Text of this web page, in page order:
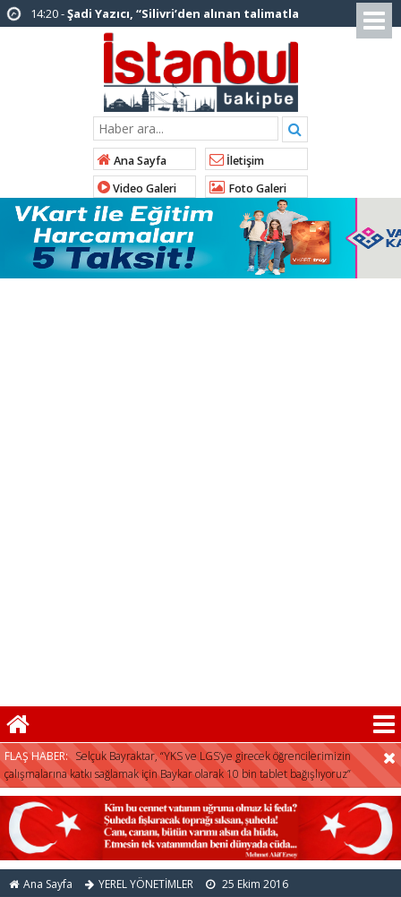
12:12 -AK Parti’ye katılan ilçe belediye
başkanlarından İl Başkanı Özdemir’e ziyaret
Tuzla Belediye Başkanı Eren Ali
Bingöl’den İBB’ye tepki
İstanbul Emniyet Müdürlüğünden
“Gök Kubbe’de, Mavi Vatan’da, Şanlı Topraklarda:
İstanbul Emniyeti Her Yerde” paylaşımı
19:26 -Çekmeköy Belediye Başkanı Orhan
Çerkez AK Parti’ye katıldı
16:56 -İstanbul’da 4 CHP’li belediye başkanı
AK Parti’ye katılıyor
Ana Sayfa
İletişim
Video Galeri
Foto Galeri
Selçuk Bayraktar, “YKS ve LGS’ye girecek öğrencilerimizin
çalışmalarına katkı sağlamak için Baykar olarak 10 bin tablet bağışlıyoruz”
Ana Sayfa YEREL YÖNETİMLER 25 Ekim 2016